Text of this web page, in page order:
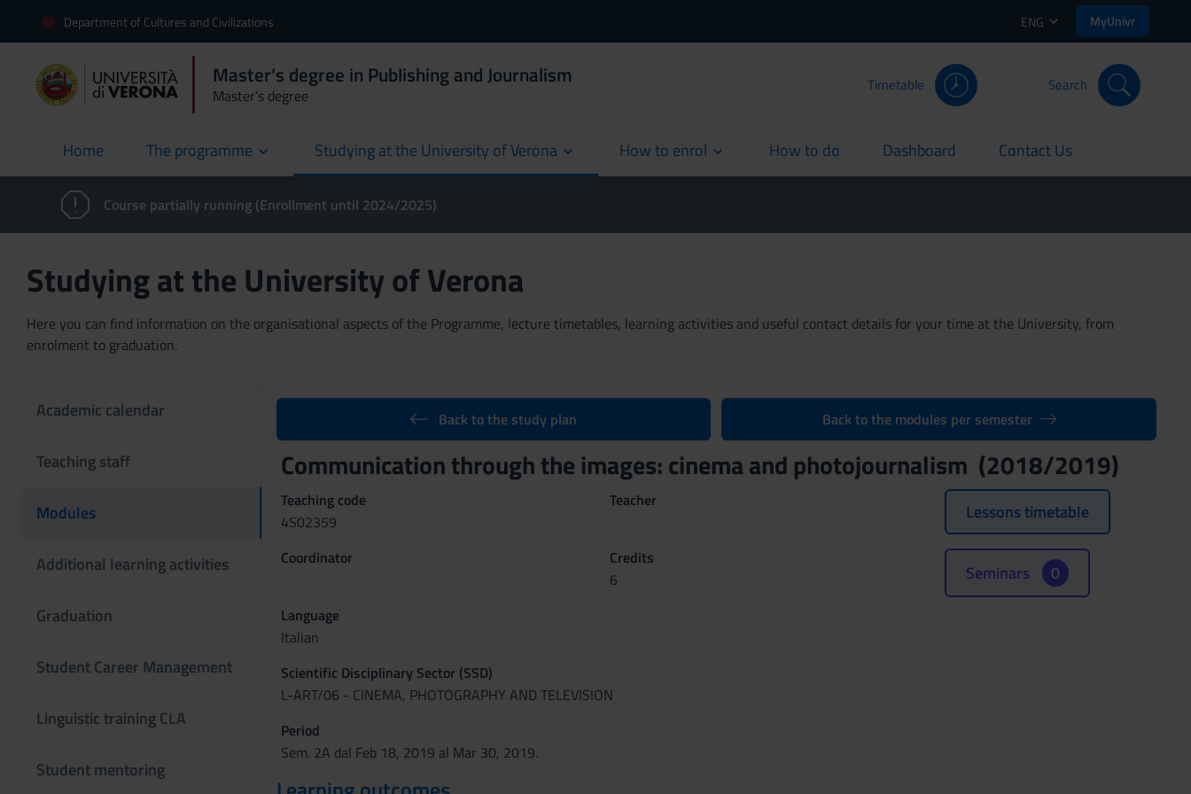
Department of Cultures and Civilizations ENG MyUnivr
Master’s degree in Publishing and Journalism
Master’s degree
Timetable Search
Home
current The programme Studying at the University of Verona How to enrol How to do
current Dashboard
current Contact Us
current
Course partially running (Enrollment until 2024/2025)
Studying at the University of Verona
Here you can find information on the organisational aspects of the Programme, lecture timetables, learning activities and useful contact details for your time at the University, from
enrolment to graduation.
Academic calendar
Teaching staff
Modules
Additional learning activities
Graduation
Student Career Management
Linguistic training CLA
Student mentoring
Back to the study plan Back to the modules per semester
Communication through the images: cinema and photojournalism (2018/2019)
Teaching code
4S02359
Teacher
Coordinator
Credits
6
Language
Italian
Scientific Disciplinary Sector (SSD)
L-ART/06 - CINEMA, PHOTOGRAPHY AND TELEVISION
Period
Sem. 2A dal Feb 18, 2019 al Mar 30, 2019.
Lessons timetable
Seminars 0